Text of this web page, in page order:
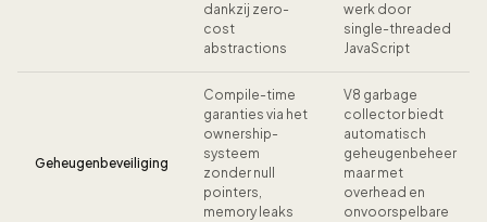
dankzij zero-
cost
abstractions
werk door
single-threaded
JavaScript
Geheugenbeveiliging
Compile-time
garanties via het
ownership-
systeem
zonder null
pointers,
memory leaks
V8 garbage
collector biedt
automatisch
geheugenbeheer
maar met
overhead en
onvoorspelbare